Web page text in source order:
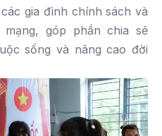
gia đình chính sách và
góp phần chia sẻ
sống và nâng cao đời